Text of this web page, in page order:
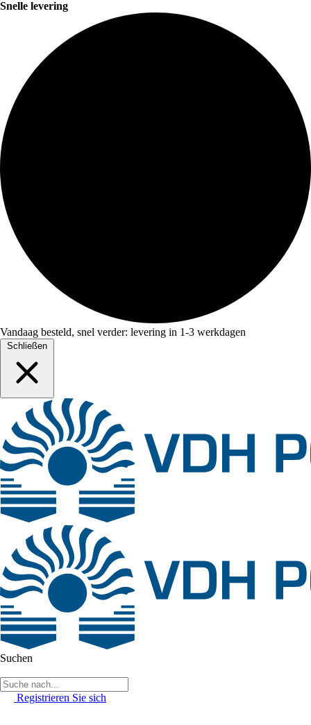
Snelle levering
Vandaag besteld, snel verder: levering in 1-3 werkdagen
Schließen
Suchen
Registrieren Sie sich